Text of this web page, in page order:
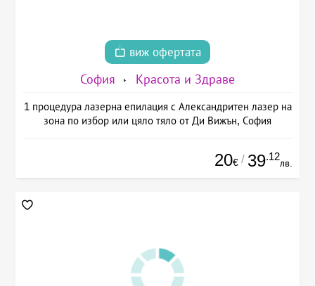
виж офертата
София Красота и Здраве
1 процедура лазерна епилация с Александритен лазер на
зона по избор или цяло тяло от Ди Вижън, София
20€ / 39.12
лв.